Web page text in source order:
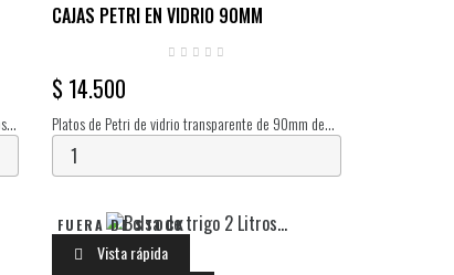
CAJAS PETRI EN VIDRIO 90MM
$ 14.500
Platos de Petri de vidrio transparente de 90mm de
diametro.
FUERA DE STOCK
Vista rápida